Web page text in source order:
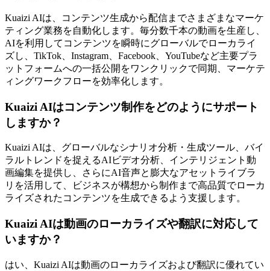
Kuaizi AIは、コンテンツ生成から配信までさまざまなマーケ
ティング業務を自動化します。毎分数千本の動画を生産し、
AIを利用してコンテンツを瞬時にグローバルでローカライ
ズし、TikTok、Instagram、Facebook、YouTubeなど主要プラ
ットフォームへの一括公開をワンクリックで同期、マーケテ
ィングワークフローを効率化します。
Kuaizi AIはコンテンツ制作をどのようにサポート
しますか？
Kuaizi AIは、グローバルなシナリオ分析・生成ツール、バイ
ラルトレンドを捉えるAIビデオ分析、インテリジェント動
画編集を提供し、さらにAI音声と膨大なアセットライブラ
リを活用して、ビジネスが構想から制作まで高品質でローカ
ライズされたコンテンツを生成できるよう支援します。
Kuaizi AIは動画のローカライズや翻訳に対応して
いますか？
はい、Kuaizi AIは動画のローカライズおよび翻訳に優れてい